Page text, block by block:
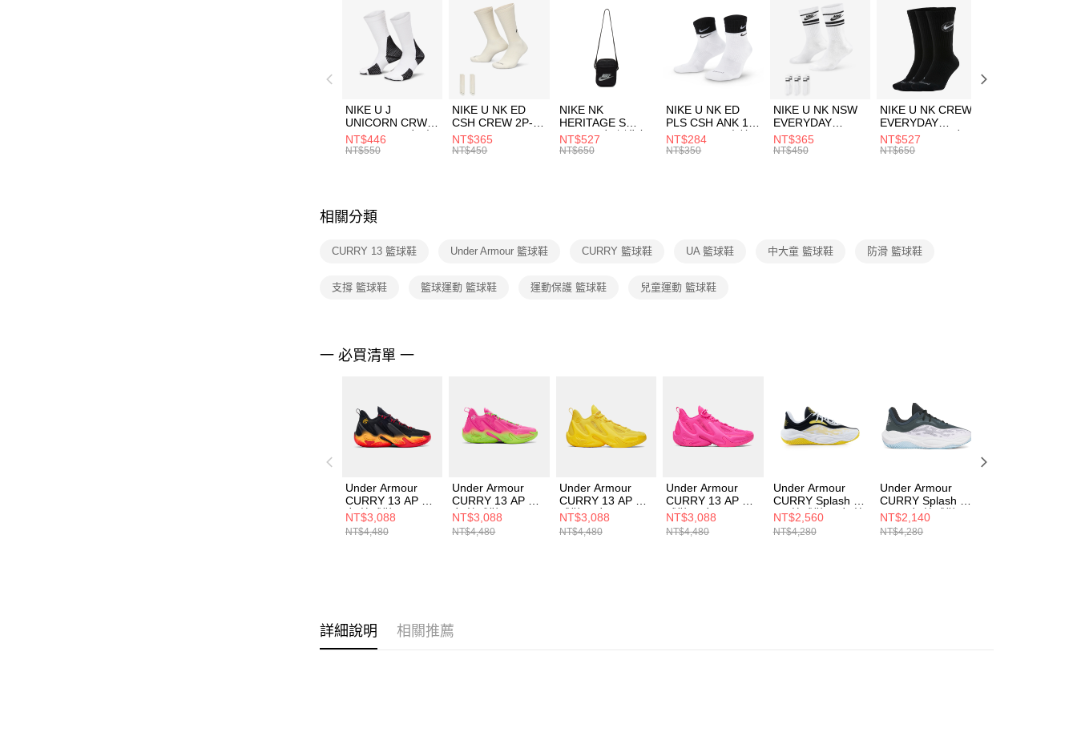
３．安心：先確認商品／服務後，再付款。
【「AFTEE先享後付」結帳流程】
１．於結帳方式選擇「AFTEE先享後付」後，將跳轉至「AFTEE先享後
付」結帳頁面，進行簡訊認證並確認金額後，即可完成結帳。
２．訂單成立數日內，您將收到繳費通知簡訊。
３．收到繳費通知簡訊後14天內，點擊此簡訊中的連結，可透過四大超商
／ATM／網路銀行／等多元方式進行付款，方視為交易完成。
※ 請注意：結帳手續完成當下不需立刻繳費，但若您需要取消訂單，請聯
絡購買商品的店家。未經商家同意取消之訂單仍視為有效，需透過AFTEE
先享後付繳納相關費用。
１．透過由恩沛科技股份有限公司提供之「AFTEE先享後付」服務完成之
交易，需依本服務之必要範圍內提供個人資料，並將交易相關給付款項請
２．關於個人資料處理事宜，請瀏覽以下網址：
５．嚴禁一人註冊多個帳號或使用他人資訊註冊。若發現惡意使用之情
形，恩沛科技股份有限公司將有權停止該用戶之使用額度並採取法律行
動。
每筆NT$100，滿NT$1,500(含以上)免運費
每筆NT$100，滿NT$1,500(含以上)免運費
付款後門市自取
每筆NT$100，滿NT$1,500(含以上)免運費
NIKE U J
UNICORN CRW
1PR -160 男女 中
統襪 FZ3393100
NT$446
NT$550
NIKE U NK ED
CSH CREW 2P-
144 EMBRDY 男
女 短統襪
NT$365
NT$450
NIKE NK
HERITAGE S
SMIT 男女 側背包
BA5871010
NT$527
NT$650
NIKE U NK ED
PLS CSH ANK 1P
144 DBL 男 中統
襪 DH4058104
NT$284
NT$350
NIKE U NK NSW
EVERYDAY
ESSENTIAL CR
男女 短統襪
NT$365
NT$450
NIKE U NK CREW
EVERYDAY
BBALL 3PR 男女
長統襪
NT$527
NT$650
相關分類
CURRY 13 籃球鞋 Under Armour 籃球鞋 CURRY 籃球鞋 UA 籃球鞋 中大童 籃球鞋 防滑 籃球鞋
支撐 籃球鞋 籃球運動 籃球鞋 運動保護 籃球鞋 兒童運動 籃球鞋
一 必買清單 一
Under Armour
CURRY 13 AP 男
女 籃球鞋
6015002-002
NT$3,088
NT$4,480
Under Armour
CURRY 13 AP 男
女 籃球鞋
6015002-694
NT$3,088
NT$4,480
Under Armour
CURRY 13 AP 籃
球鞋 男女
6015002-790
NT$3,088
NT$4,480
Under Armour
CURRY 13 AP 籃
球鞋 男女
6015002-652
NT$3,088
NT$4,480
Under Armour
CURRY Splash 25
AP 籃球鞋 男女 籃
球鞋 3028460-004
NT$2,560
NT$4,280
Under Armour
CURRY Splash 25
AP 男女 籃球鞋
3028460-001
NT$2,140
NT$4,280
詳細說明 相關推薦